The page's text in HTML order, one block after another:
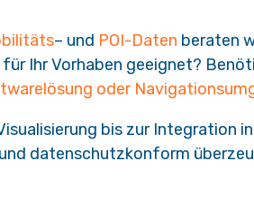
– und POI-Daten beraten
für Ihr Vorhaben geeignet?
oder
bis zur Integration
datenschutzkonform